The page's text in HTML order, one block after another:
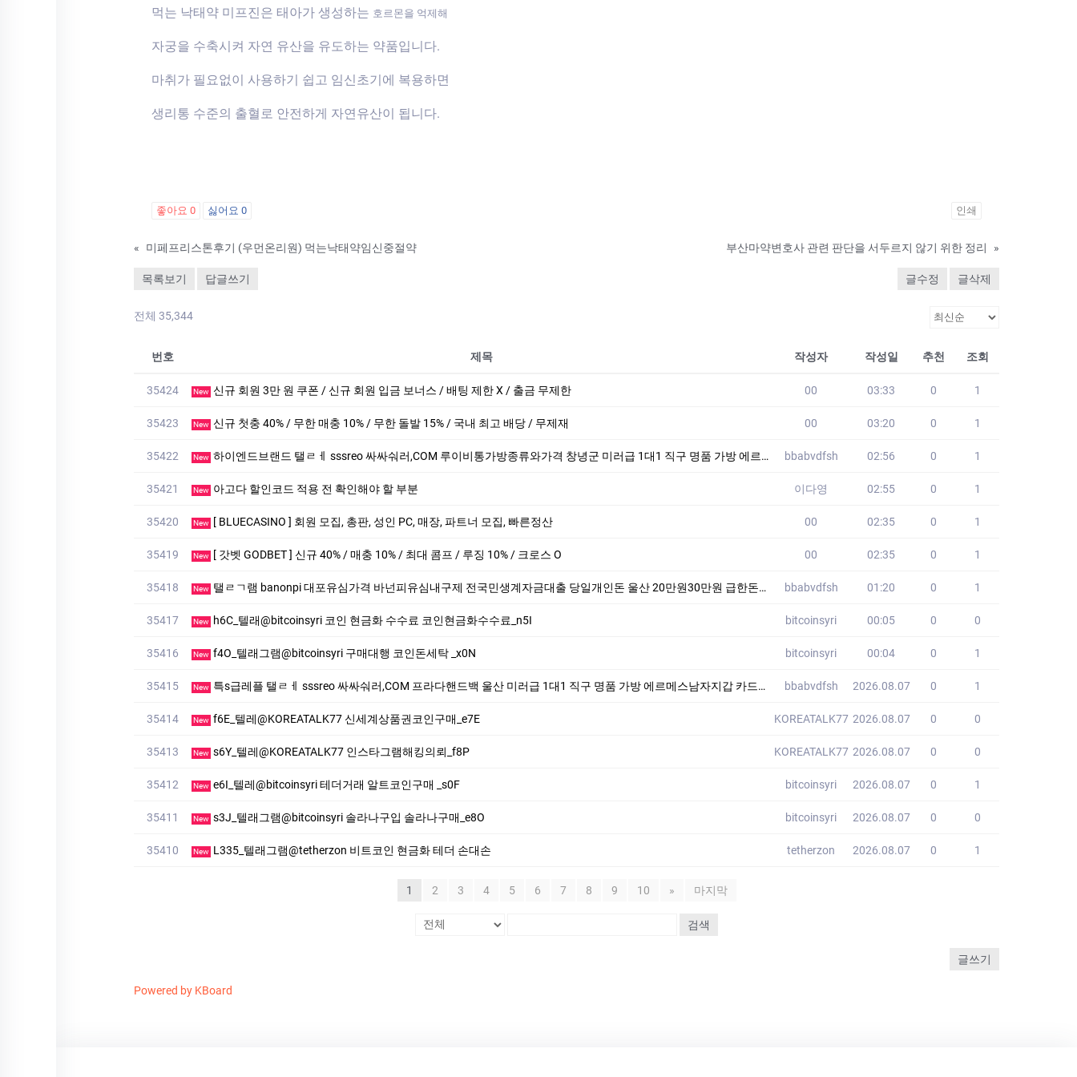
먹는 낙태약 미프진은 태아가 생성하는 호르몬을 억제해
자궁을 수축시켜 자연 유산을 유도하는 약품입니다.
마취가 필요없이 사용하기 쉽고 임신초기에 복용하면
생리통 수준의 출혈로 안전하게 자연유산이 됩니다.
좋아요 0 싫어요 0 인쇄
« 미페프리스톤후기 (우먼온리원) 먹는낙태약임신중절약 부산마약변호사 관련 판단을 서두르지 않기 위한 정리 »
목록보기 답글쓰기 글수정 글삭제
전체 35,344
번호 제목 작성자 작성일 추천 조회
35424 New 신규 회원 3만 원 쿠폰 / 신규 회원 입금 보너스 / 배팅 제한 X / 출금 무제한 00 03:33 0 1
35423 New 신규 첫충 40% / 무한 매충 10% / 무한 돌발 15% / 국내 최고 배당 / 무제재 00 03:20 0 1
35422 New 하이엔드브랜드 탤ㄹㅔ sssreo 싸싸숴러,COM 루이비통가방종류와가격 창녕군 미러급 1대1 직구 명품 가방 에르메스남자지갑 명품이커머스 XSJ bbabvdfsh 02:56 0 1
35421 New 아고다 할인코드 적용 전 확인해야 할 부분 이다영 02:55 0 1
35420 New [ BLUECASINO ] 회원 모집, 총판, 성인 PC, 매장, 파트너 모집, 빠른정산 00 02:35 0 1
35419 New [ 갓벳 GODBET ] 신규 40% / 매충 10% / 최대 콤프 / 루징 10% / 크로스 O 00 02:35 0 1
35418 New 탤ㄹㄱ램 banonpi 대포유심가격 바넌피유심내구제 전국민생계자금대출 당일개인돈 울산 20만원30만원 급한돈드려요 HAE bbabvdfsh 01:20 0 1
35417 New h6C_텔래@bitcoinsyri 코인 현금화 수수료 코인현금화수수료_n5I bitcoinsyri 00:05 0 0
35416 New f4O_텔래그램@bitcoinsyri 구매대행 코인돈세탁 _x0N bitcoinsyri 00:04 0 1
35415 New 특s급레플 탤ㄹㅔ sssreo 싸싸숴러,COM 프라다핸드백 울산 미러급 1대1 직구 명품 가방 에르메스남자지갑 카드지갑명품 HSI bbabvdfsh 2026.08.07 0 1
35414 New f6E_텔레@KOREATALK77 신세계상품권코인구매_e7E KOREATALK77 2026.08.07 0 0
35413 New s6Y_텔레@KOREATALK77 인스타그램해킹의뢰_f8P KOREATALK77 2026.08.07 0 0
35412 New e6I_텔레@bitcoinsyri 테더거래 알트코인구매 _s0F bitcoinsyri 2026.08.07 0 1
35411 New s3J_텔래그램@bitcoinsyri 솔라나구입 솔라나구매_e8O bitcoinsyri 2026.08.07 0 0
35410 New L335_텔래그램@tetherzon 비트코인 현금화 테더 손대손 tetherzon 2026.08.07 0 1
1 2 3 4 5 6 7 8 9 10 » 마지막
검색
글쓰기
Powered by KBoard